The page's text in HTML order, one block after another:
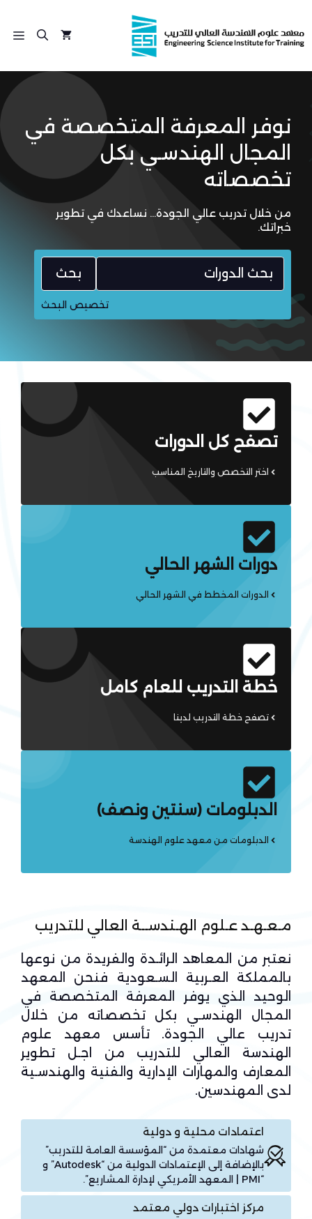
إلى
المحتوى
نوفر المعرفة المتخصصة في
المجال الهندسـي بكل
تخصصاته
من خلال تدريب عالي الجودة… نساعدك في تطوير
خبراتك.
بحث
تخصيص البحث
تصفح كل الدورات
اختر التخصص والتاريخ المناسب
دورات الشهر الحالي
الدورات المخطط في الشهر الحالي
خطة التدريب للعام كامل
تصفح خطة التدريب لدينا
الدبلومات (سنتين ونصف)
الدبلومات من معهد علوم الهندسة
مـعـهـد عـلوم الهـندســة العالي للتدريب
نعتبر من المعاهد الرائـدة والفريدة من نوعها
بالمملكة العـربية السـعودية فنحن المعهد
الوحيد الذي يوفر المعرفة المتخصصة في
المجال الهندسـي بكل تخصصاته من خلال
تدريب عالي الجودة. تأسس معهد علوم
الهندسة العالي للتدريب من اجـل تطوير
المعارف والمهارات الإدارية والفنية والهندسـية
لدى المهندسين.
اعتمادات محلية و دولية
شهادات معتمدة من “المؤسسة العامة للتدريب”
بالإضافة إلى الإعتمادات الدولية من “Autodesk” و
“PMI | المعهد الأمريكي لإدارة المشاريع”.
مركز اختبارات دولي معتمد